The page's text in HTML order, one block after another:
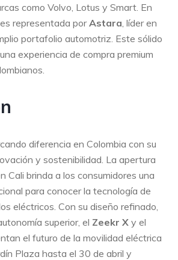
como Volvo, Lotus y Smart. En
representada porAstara , líder en
portafolio automotriz. Este sólido
experiencia de compra premium
diferencia en Colombia con su
y sostenibilidad. La apertura
Cali brinda a los consumidores una
para conocer la tecnología de
eléctricos. Con su diseño refinado,
superior, el Zeekr X y el
el futuro de la movilidad eléctrica
Plaza hasta el 30 de abril y